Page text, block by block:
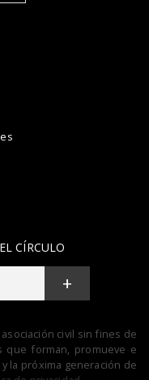
CÍRCULO
+
civil sin fines de
que forman, promueve e
la próxima generación de